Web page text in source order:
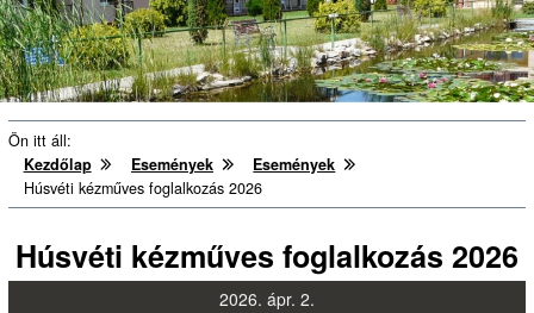
Ön itt áll:
Kezdőlap
Események
Események
Húsvéti kézműves foglalkozás 2026
Húsvéti kézműves foglalkozás 2026
2026. ápr. 2.